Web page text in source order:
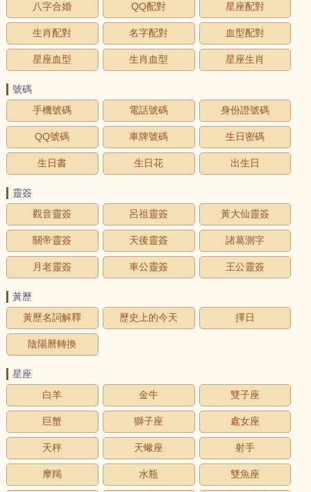
八字合婚
QQ配對 星座配對
生肖配對 名字配對 血型配對
星座血型 生肖血型 星座生肖
號碼
手機號碼
電話號碼 身份證號碼
QQ號碼 車牌號碼 生日密碼
生日書 生日花 出生日
靈簽
觀音靈簽
呂祖靈簽 黃大仙靈簽
關帝靈簽 天後靈簽 諸葛測字
月老靈簽 車公靈簽 王公靈簽
黃歷
黃歷名詞解釋
歷史上的今天 擇日
陰陽曆轉換
星座
白羊
金牛 雙子座
巨蟹 獅子座 處女座
天秤 天蠍座 射手
摩羯 水瓶 雙魚座